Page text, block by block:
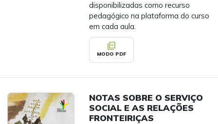
disponibilizadas como recurso
pedagógico na plataforma do curso
em cada aula.
picture_as_pdf
MODO PDF
NOTAS SOBRE O SERVIÇO
SOCIAL E AS RELAÇÕES
FRONTEIRIÇAS